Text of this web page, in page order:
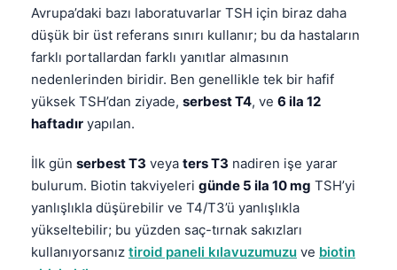
Avrupa’daki bazı laboratuvarlar TSH için biraz daha
düşük bir üst referans sınırı kullanır; bu da hastaların
farklı portallardan farklı yanıtlar almasının
nedenlerinden biridir. Ben genellikle tek bir hafif
yüksek TSH’dan ziyade, serbest T4, ve 6 ila 12
haftadır yapılan.
İlk gün serbest T3 veya ters T3 nadiren işe yarar
bulurum. Biotin takviyeleri günde 5 ila 10 mg TSH’yi
yanlışlıkla düşürebilir ve T4/T3’ü yanlışlıkla
yükseltebilir; bu yüzden saç-tırnak sakızları
kullanıyorsanız tiroid paneli kılavuzumuzu ve biotin